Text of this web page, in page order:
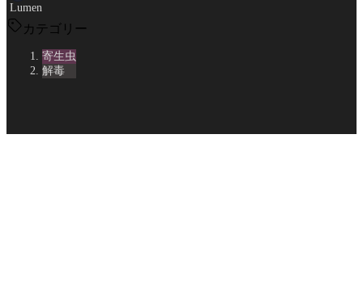
Lumen
カテゴリー
寄生虫
解毒